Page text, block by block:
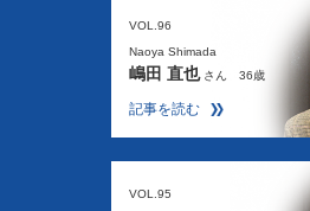
VOL.96
Naoya Shimada
嶋田 直也さん 36歳
記事を読む
VOL.95